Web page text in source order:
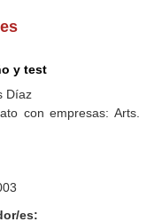
y test
Díaz
con empresas: Arts.
es: